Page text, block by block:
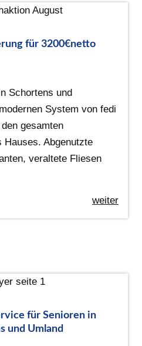
für 3200€netto
Schortens und
System von fedi
gesamten
Hauses. Abgenutzte
veraltete Fliesen
weiter
für Senioren in
und Umland